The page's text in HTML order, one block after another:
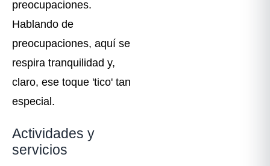
preocupaciones.
Hablando de
preocupaciones, aquí se
respira tranquilidad y,
claro, ese toque 'tico' tan
especial.
Actividades y
servicios